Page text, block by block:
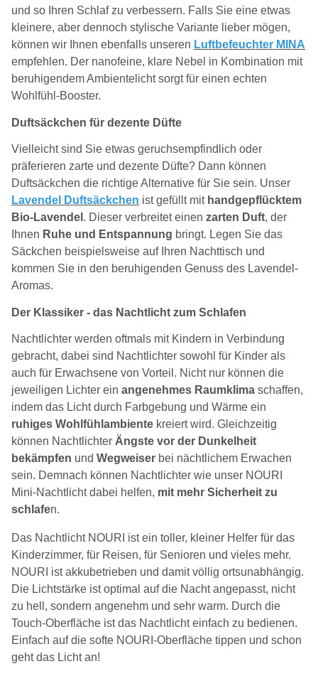
und so Ihren Schlaf zu verbessern. Falls Sie eine etwas
kleinere, aber dennoch stylische Variante lieber mögen,
können wir Ihnen ebenfalls unseren Luftbefeuchter MINA
empfehlen. Der nanofeine, klare Nebel in Kombination mit
beruhigendem Ambientelicht sorgt für einen echten
Wohlfühl-Booster.
Duftsäckchen für dezente Düfte
Vielleicht sind Sie etwas geruchsempfindlich oder
präferieren zarte und dezente Düfte? Dann können
Duftsäckchen die richtige Alternative für Sie sein. Unser
Lavendel Duftsäckchen ist gefüllt mit handgepflücktem
Bio-Lavendel . Dieser verbreitet einen zarten Duft, der
Ihnen Ruhe und Entspannung bringt. Legen Sie das
Säckchen beispielsweise auf Ihren Nachttisch und
kommen Sie in den beruhigenden Genuss des Lavendel-
Aromas.
Der Klassiker - das Nachtlicht zum Schlafen
Nachtlichter werden oftmals mit Kindern in Verbindung
gebracht, dabei sind Nachtlichter sowohl für Kinder als
auch für Erwachsene von Vorteil. Nicht nur können die
jeweiligen Lichter ein angenehmes Raumklima schaffen,
indem das Licht durch Farbgebung und Wärme ein
ruhiges Wohlfühlambiente kreiert wird. Gleichzeitig
können Nachtlichter Ängste vor der Dunkelheit
bekämpfen und Wegweiser bei nächtlichem Erwachen
sein. Demnach können Nachtlichter wie unser NOURI
Mini-Nachtlicht dabei helfen, mit mehr Sicherheit zu
schlafen.
Das Nachtlicht NOURI ist ein toller, kleiner Helfer für das
Kinderzimmer, für Reisen, für Senioren und vieles mehr.
NOURI ist akkubetrieben und damit völlig ortsunabhängig.
Die Lichtstärke ist optimal auf die Nacht angepasst, nicht
zu hell, sondern angenehm und sehr warm. Durch die
Touch-Oberfläche ist das Nachtlicht einfach zu bedienen.
Einfach auf die softe NOURI-Oberfläche tippen und schon
geht das Licht an!